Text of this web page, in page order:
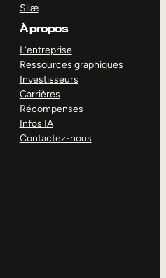
Silæ
À propos
L’entreprise
Ressources graphiques
Investisseurs
Carrières
Récompenses
Infos IA
Contactez-nous